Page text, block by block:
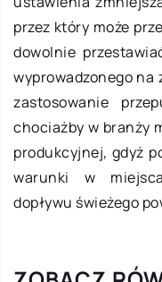
przez który może
dowolnie
wyprowadzonego na
zastosowanie
chociażby w branży
produkcyjnej, gdyż
warunki w
dopływu świeżego